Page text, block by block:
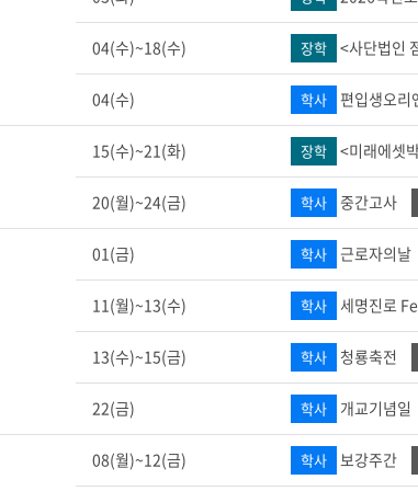
학군단 건물
SETOPIA 컴퓨터 실습실 디
04(수)~18(수) 장학 <사단법인
04(수) 학사 편입생오리
15(수)~21(화) 장학 <미래에셋
20(월)~24(금) 학사 중간고사
01(금) 학사 근로자의날
11(월)~13(수) 학사 세명진로
13(수)~15(금) 학사 청룡축전
22(금) 학사 개교기념일
08(월)~12(금) 학사 보강주간